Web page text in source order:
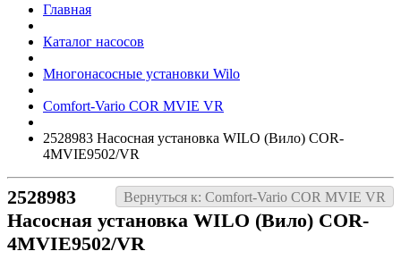
Главная
Каталог насосов
Многонасосные установки Wilo
Comfort-Vario COR MVIE VR
2528983 Насосная установка WILO (Вило) COR-
4MVIE9502/VR
Вернуться к: Comfort-Vario COR MVIE VR
2528983
Насосная установка WILO (Вило) COR-
4MVIE9502/VR